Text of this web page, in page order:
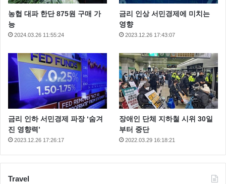
농협 대파 한단 875원 구매 가
능
2024.03.26 11:55:24
금리 인상 서민경제에 미치는
영향
2023.12.26 17:43:07
금리 인하 서민경제 파장 ‘숨겨
진 영향력’
2023.12.26 17:26:17
장애인 단체 지하철 시위 30일
부터 중단
2022.03.29 16:18:21
Travel